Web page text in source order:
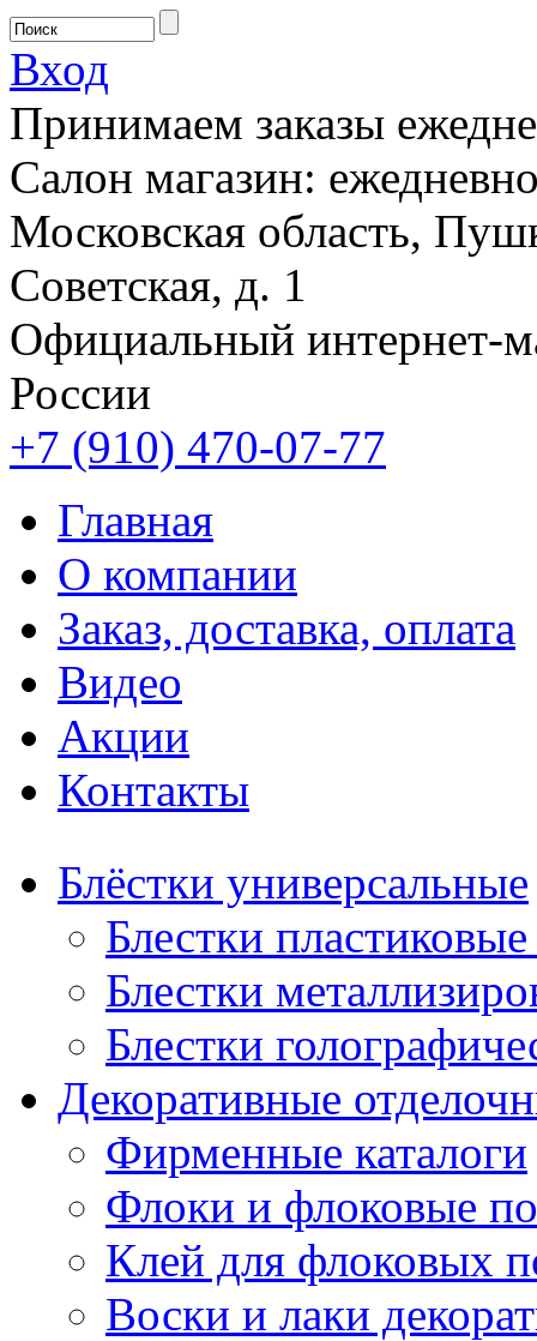
Вход
Принимаем заказы
Салон магазин:
Московская область,
Советская, д. 1
Официальный интернет-
России
+7 (910) 470-07-77
Главная
О компании
Заказ, доставка, оплата
Видео
Акции
Контакты
Блёстки универсальные
Блестки
Блестки
Блестки
Декоративные
Фирменные каталоги
Флоки и флоковые
Клей для флоковых
Воски и лаки